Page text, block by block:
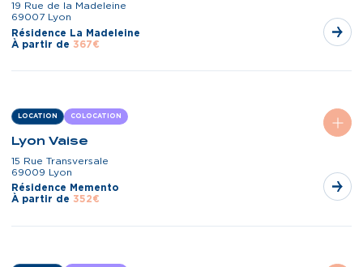
19 Rue de la Madeleine
69007 Lyon
Résidence La Madeleine
À partir de 367€
LOCATION COLOCATION
Lyon Vaise
15 Rue Transversale
69009 Lyon
Résidence Memento
À partir de 352€